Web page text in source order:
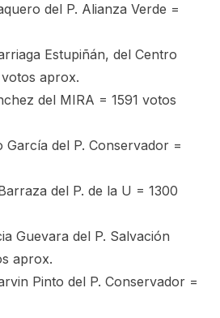
del P. Alianza Verde =
Estupiñán, del Centro
aprox.
del MIRA = 1591 votos
García del P. Conservador =
del P. de la U = 1300
Guevara del P. Salvación
aprox.
Pinto del P. Conservador =